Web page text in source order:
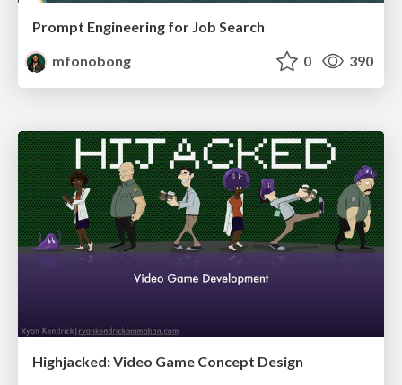
Prompt Engineering for Job Search
mfonobong
0 390
Highjacked: Video Game Concept Design